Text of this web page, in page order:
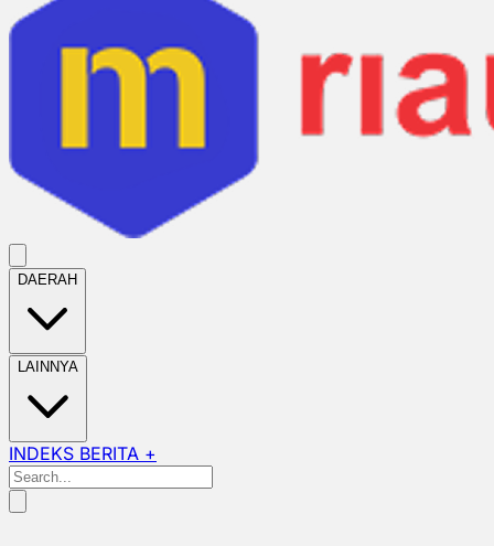
DAERAH
LAINNYA
INDEKS BERITA +